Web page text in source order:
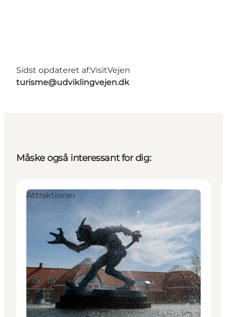
Sidst opdateret af:VisitVejen
turisme@udviklingvejen.dk
Måske også interessant for dig:
Attraktioner